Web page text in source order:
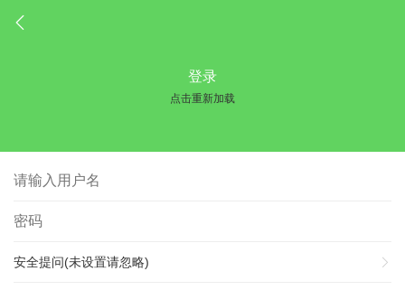
登录
点击重新加载
安全提问(未设置请忽略)